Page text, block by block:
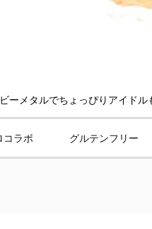
ーメタルでちょっぴりアイド
コラボ グルテンフリー